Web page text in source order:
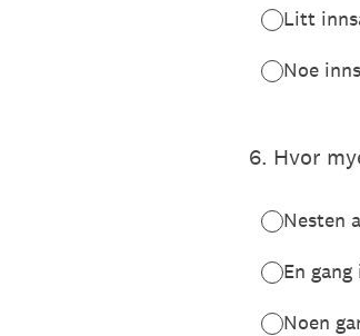
Litt
Noe
6. Hvor
Nesten
En
Noen